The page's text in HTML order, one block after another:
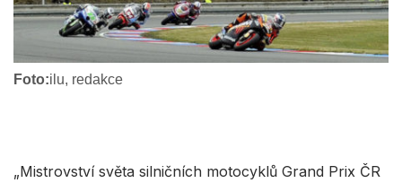
Foto:ilu, redakce
„Mistrovství světa silničních motocyklů Grand Prix ČR